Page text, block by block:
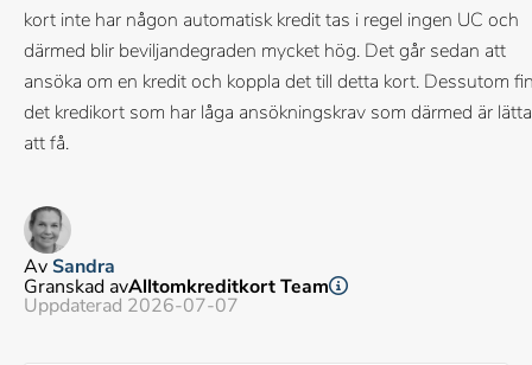
kort inte har någon automatisk kredit tas i regel ingen UC och
därmed blir beviljandegraden mycket hög. Det går sedan att
ansöka om en kredit och koppla det till detta kort. Dessutom
det kredikort som har låga ansökningskrav som därmed är
att få.
AvSandra
Granskad avAlltomkreditkort Team
Uppdaterad 2026-07-07